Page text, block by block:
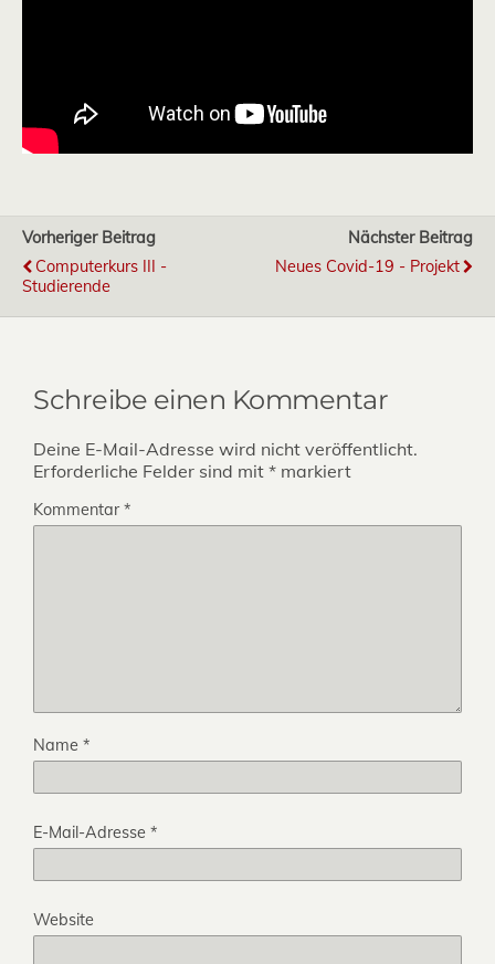
Vorheriger Beitrag
Computerkurs III -
Studierende
Nächster Beitrag
Neues Covid-19 - Projekt
Schreibe einen Kommentar
Deine E-Mail-Adresse wird nicht veröffentlicht.
Erforderliche Felder sind mit * markiert
Kommentar*
Name *
E-Mail-Adresse *
Website